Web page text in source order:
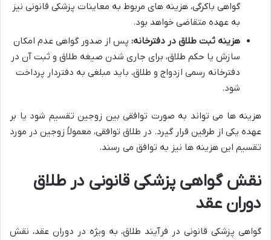
گواهی باکرگی، هزینه های مربوط به معاینات پزشکی قانونی نیز
به عهده متقاضی خواهد بود.
هزینه ثبت طلاق در دفترخانه: پس از صدور گواهی عدم امکان
سازش یا حکم طلاق، برای جاری شدن صیغه طلاق و ثبت آن در
دفترخانه رسمی ازدواج و طلاق، باید مبلغی به دفتردار پرداخت
شود.
هزینه ها می تواند به صورت توافقی بین زوجین تقسیم شود یا بر
عهده یکی از طرفین قرار گیرد. در طلاق توافقی، معمولاً زوجین در مورد
تقسیم این هزینه ها نیز به توافق می رسند.
نقش گواهی پزشکی قانونی در طلاق
دوران عقد
گواهی پزشکی قانونی در فرآیند طلاق، به ویژه در دوران عقد، نقش